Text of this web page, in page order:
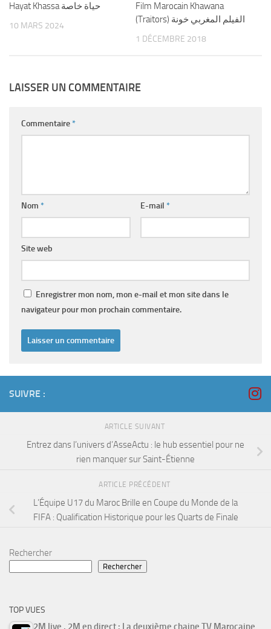
Hayat Khassa حياة خاصة
10 MARS 2024
Film Marocain Khawana
(Traitors) الفيلم المغربي خونة
1 DÉCEMBRE 2018
LAISSER UN COMMENTAIRE
Commentaire*
Nom * E-mail *
Site web
Enregistrer mon nom, mon e-mail et mon site dans le
navigateur pour mon prochain commentaire.
SUIVRE :
ARTICLE SUIVANT
Entrez dans l’univers d’AsseActu : le hub essentiel pour ne
rien manquer sur Saint-Étienne
ARTICLE PRÉCÉDENT
L’Équipe U17 du Maroc Brille en Coupe du Monde de la
FIFA : Qualification Historique pour les Quarts de Finale
Rechercher
Rechercher
TOP VUES
2M live , 2M en direct : La deuxième chaine TV Marocaine